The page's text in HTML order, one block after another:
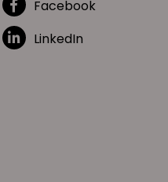
Facebook
LinkedIn